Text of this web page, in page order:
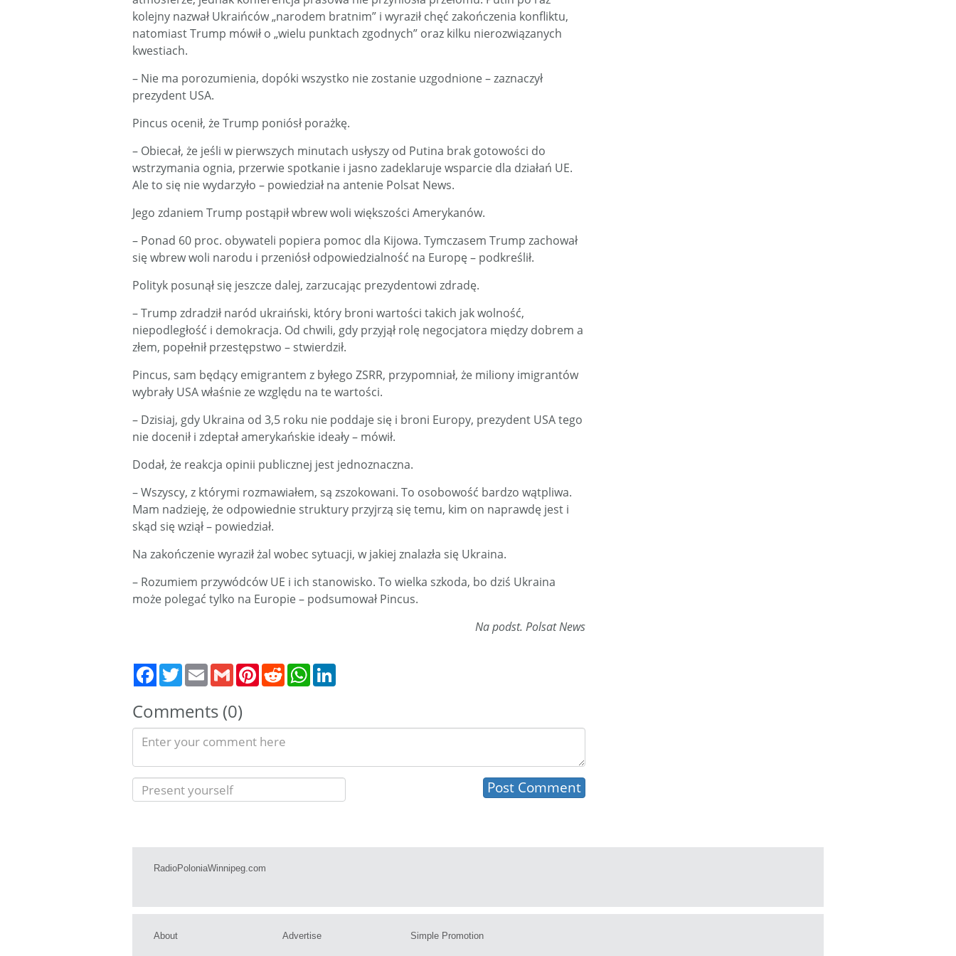
kolejny nazwał Ukraińców „narodem bratnim” i wyraził chęć zakończenia konfliktu,
natomiast Trump mówił o „wielu punktach zgodnych” oraz kilku nierozwiązanych
kwestiach.
– Nie ma porozumienia, dopóki wszystko nie zostanie uzgodnione – zaznaczył
prezydent USA.
Pincus ocenił, że Trump poniósł porażkę.
– Obiecał, że jeśli w pierwszych minutach usłyszy od Putina brak gotowości do
wstrzymania ognia, przerwie spotkanie i jasno zadeklaruje wsparcie dla działań UE.
Ale to się nie wydarzyło – powiedział na antenie Polsat News.
Jego zdaniem Trump postąpił wbrew woli większości Amerykanów.
– Ponad 60 proc. obywateli popiera pomoc dla Kijowa. Tymczasem Trump zachował
się wbrew woli narodu i przeniósł odpowiedzialność na Europę – podkreślił.
Polityk posunął się jeszcze dalej, zarzucając prezydentowi zdradę.
– Trump zdradził naród ukraiński, który broni wartości takich jak wolność,
niepodległość i demokracja. Od chwili, gdy przyjął rolę negocjatora między dobrem a
złem, popełnił przestępstwo – stwierdził.
Pincus, sam będący emigrantem z byłego ZSRR, przypomniał, że miliony imigrantów
wybrały USA właśnie ze względu na te wartości.
– Dzisiaj, gdy Ukraina od 3,5 roku nie poddaje się i broni Europy, prezydent USA tego
nie docenił i zdeptał amerykańskie ideały – mówił.
Dodał, że reakcja opinii publicznej jest jednoznaczna.
– Wszyscy, z którymi rozmawiałem, są zszokowani. To osobowość bardzo wątpliwa.
Mam nadzieję, że odpowiednie struktury przyjrzą się temu, kim on naprawdę jest i
skąd się wziął – powiedział.
Na zakończenie wyraził żal wobec sytuacji, w jakiej znalazła się Ukraina.
– Rozumiem przywódców UE i ich stanowisko. To wielka szkoda, bo dziś Ukraina
może polegać tylko na Europie – podsumował Pincus.
Na podst. Polsat News
TwitterEmail Gmail PinterestRedditWhatsApp
Comments (0)
RadioPoloniaWinnipeg.com
About Advertise Simple Promotion